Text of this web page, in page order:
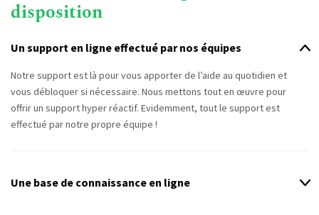
disposition
Un support en ligne effectué par nos équipes
Notre support est là pour vous apporter de l’aide au quotidien et
vous débloquer si nécessaire. Nous mettons tout en œuvre pour
offrir un support hyper réactif. Evidemment, tout le support est
effectué par notre propre équipe !
Une base de connaissance en ligne